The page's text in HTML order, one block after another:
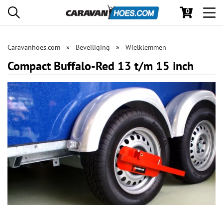
0
Caravanhoes.com Beveiliging Wielklemmen
Compact Buffalo-Red 13 t/m 15 inch